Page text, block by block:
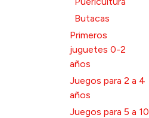
Butacas
Primeros
juguetes 0-2
años
Juegos para 2 a 4
años
Juegos para 5 a 10